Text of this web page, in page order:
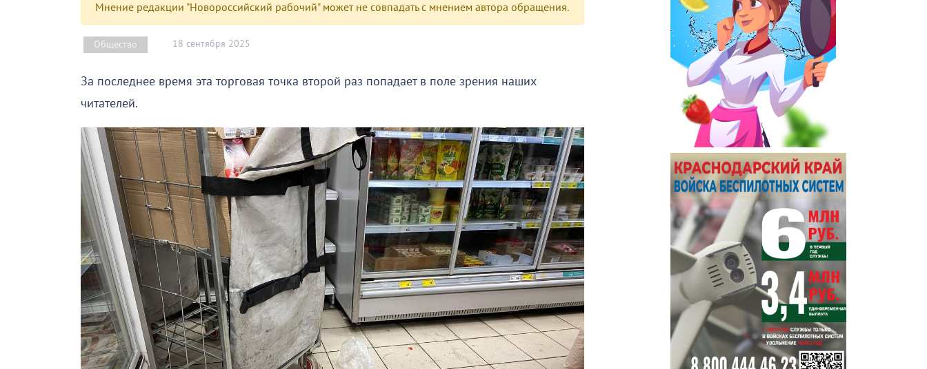
Мнение редакции "Новороссийский рабочий" может не совпадать с мнением автора обращения.
Общество 18 сентября 2025
За последнее время эта торговая точка второй раз попадает в поле зрения наших
читателей.